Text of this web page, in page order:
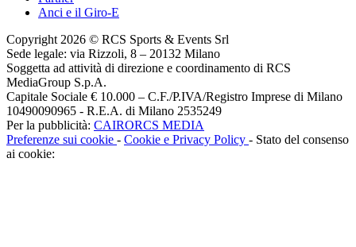
Anci e il Giro-E
Copyright 2026 © RCS Sports & Events Srl
Sede legale: via Rizzoli, 8 – 20132 Milano
Soggetta ad attività di direzione e coordinamento di RCS
MediaGroup S.p.A.
Capitale Sociale € 10.000 – C.F./P.IVA/Registro Imprese di Milano
10490090965 - R.E.A. di Milano 2535249
Per la pubblicità: CAIRORCS MEDIA
Preferenze sui cookie - Cookie e Privacy Policy - Stato del consenso
ai cookie: